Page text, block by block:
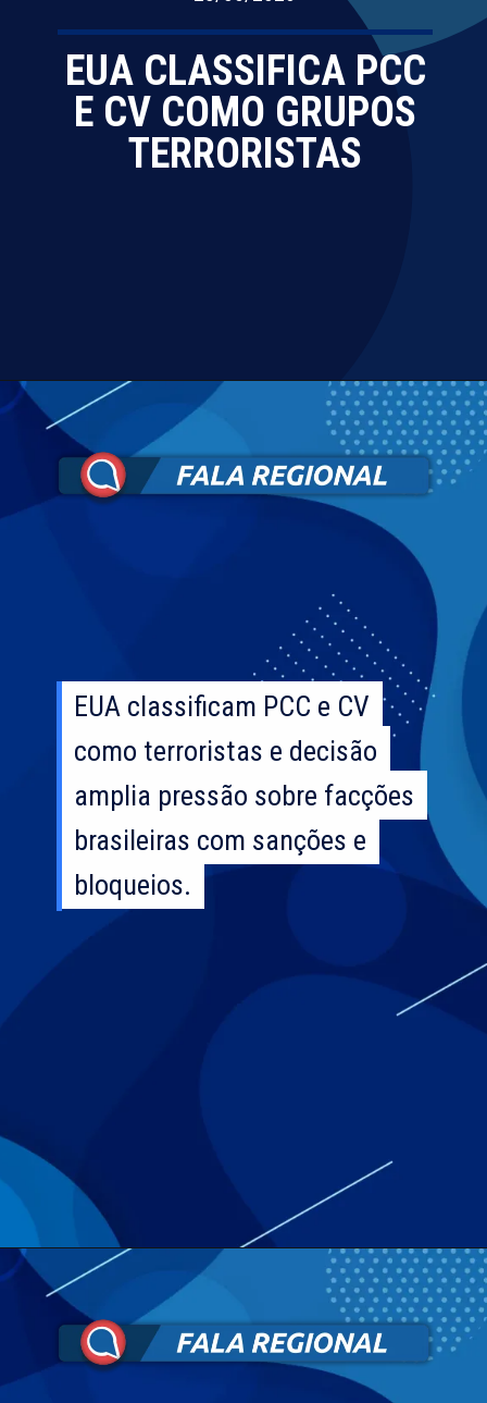
EUA CLASSIFICA PCC
E CV COMO GRUPOS
TERRORISTAS
EUA classificam PCC e CV
como terroristas e decisão
amplia pressão sobre facções
brasileiras com sanções e
bloqueios.
EUA classificam PCC e CV
como terroristas e decisão
amplia pressão sobre facções
brasileiras com sanções e
bloqueios.